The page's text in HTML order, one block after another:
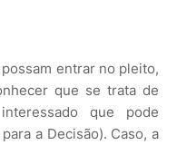
possam entrar no pleito,
que se trata de
que pode
a Decisão). Caso, a